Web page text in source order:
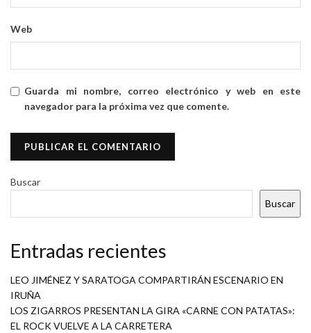
Web
Guarda mi nombre, correo electrónico y web en este
navegador para la próxima vez que comente.
Buscar
Buscar
Entradas recientes
LEO JIMÉNEZ Y SARATOGA COMPARTIRÁN ESCENARIO EN
IRUÑA
LOS ZIGARROS PRESENTAN LA GIRA «CARNE CON PATATAS»:
EL ROCK VUELVE A LA CARRETERA